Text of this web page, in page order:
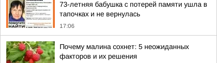
73-летняя бабушка с потерей памяти ушла в
тапочках и не вернулась
17:06
Почему малина сохнет: 5 неожиданных
факторов и их решения